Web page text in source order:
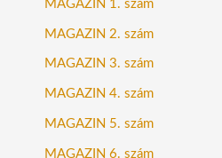
MAGAZIN 1. szám
MAGAZIN 2. szám
MAGAZIN 3. szám
MAGAZIN 4. szám
MAGAZIN 5. szám
MAGAZIN 6. szám